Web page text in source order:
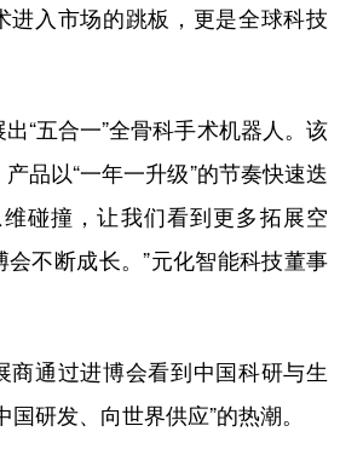
日本語 한국어
入市场的跳板，更是全球科技
五合一”全骨科手术机器人。该
品以“一年一升级”的节奏快速迭
碰撞，让我们看到更多拓展空
会不断成长。”元化智能科技董事
通过进博会看到中国科研与生
国研发、向世界供应”的热潮。